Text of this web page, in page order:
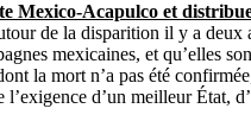
Acapulco et
de la disparition il y a deux
mexicaines, et qu’elles
la mort n’a pas été
d’un meilleur État,